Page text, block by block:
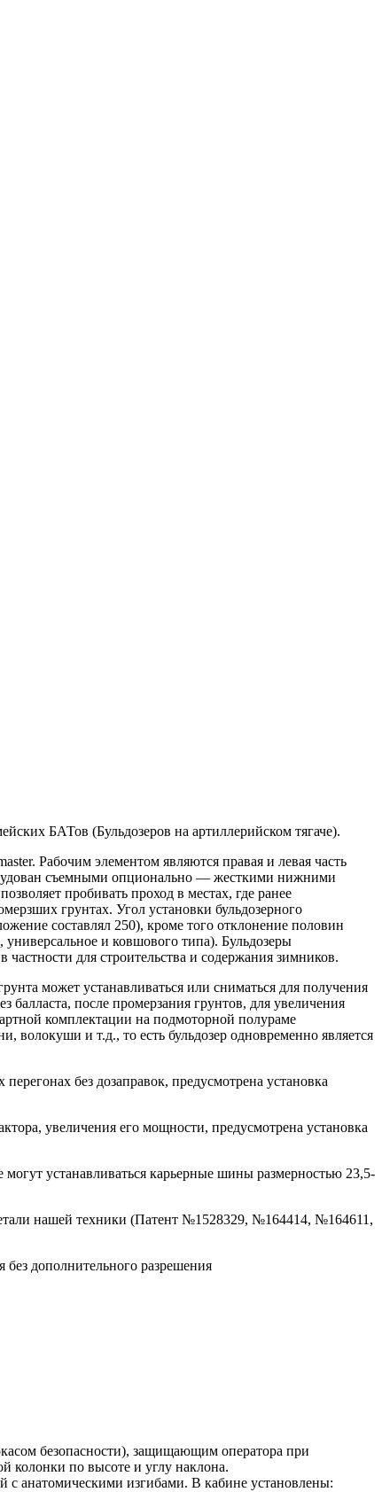
БАТов (Бульдозеров на артиллерийском тягаче).
Рабочим элементом являются правая и левая часть
съемными опционально — жесткими нижними
пробивать проход в местах, где ранее
грунтах. Угол установки бульдозерного
составлял 250), кроме того отклонение половин
и ковшового типа). Бульдозеры
для строительства и содержания зимников.
может устанавливаться или сниматься для получения
балласта, после промерзания грунтов, для увеличения
комплектации на подмоторной полураме
волокуши и т.д., то есть бульдозер одновременно является
без дозаправок, предусмотрена установка
увеличения его мощности, предусмотрена установка
устанавливаться карьерные шины размерностью 23,5-
нашей техники (Патент №1528329, №164414, №164611,
дополнительного разрешения
безопасности), защищающим оператора при
колонки по высоте и углу наклона.
с анатомическими изгибами. В кабине установлены: